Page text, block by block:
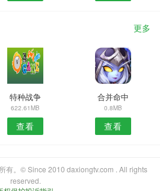
更多
特种战争
622.61MB
查看
合并命中
0.8MB
查看
有。© Since 2010 daxiongtv.com . All rights
reserved.